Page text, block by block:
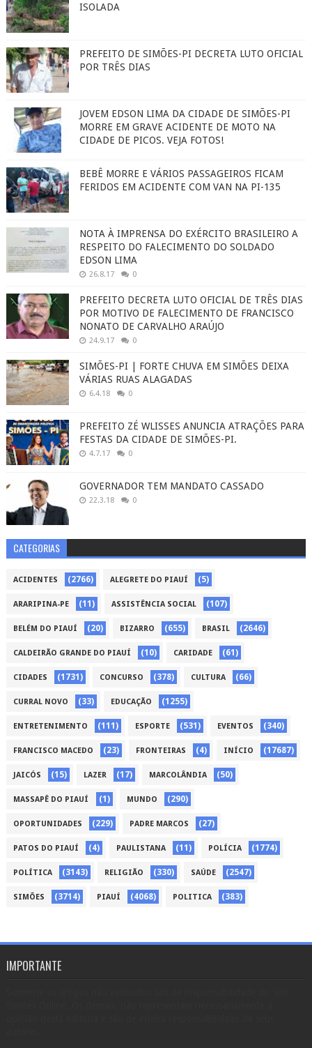
ISOLADA
PREFEITO DE SIMÕES-PI DECRETA LUTO OFICIAL
POR TRÊS DIAS
JOVEM EDSON LIMA DA CIDADE DE SIMÕES-PI
MORRE EM GRAVE ACIDENTE DE MOTO NA
CIDADE DE PICOS. VEJA FOTOS!
BEBÊ MORRE E VÁRIOS PASSAGEIROS FICAM
FERIDOS EM ACIDENTE COM VAN NA PI-135
NOTA À IMPRENSA DO EXÉRCITO BRASILEIRO A
RESPEITO DO FALECIMENTO DO SOLDADO
EDSON LIMA
26.8.17 0
PREFEITO DECRETA LUTO OFICIAL DE TRÊS DIAS
POR MOTIVO DE FALECIMENTO DE FRANCISCO
NONATO DE CARVALHO ARAÚJO
24.9.17 0
SIMÕES-PI | FORTE CHUVA EM SIMÕES DEIXA
VÁRIAS RUAS ALAGADAS
6.4.18 0
PREFEITO ZÉ WLISSES ANUNCIA ATRAÇÕES PARA
FESTAS DA CIDADE DE SIMÕES-PI.
4.7.17 0
GOVERNADOR TEM MANDATO CASSADO
22.3.18 0
CATEGORIAS
ACIDENTES (2766) ALEGRETE DO PIAUÍ (5)
ARARIPINA-PE (11) ASSISTÊNCIA SOCIAL (107)
BELÉM DO PIAUÍ (20) BIZARRO (655) BRASIL (2646)
CALDEIRÃO GRANDE DO PIAUÍ (10) CARIDADE (61)
CIDADES (1731) CONCURSO (378) CULTURA (66)
CURRAL NOVO (33) EDUCAÇÃO (1255)
ENTRETENIMENTO (111) ESPORTE (531) EVENTOS (340)
FRANCISCO MACEDO (23) FRONTEIRAS (4) INÍCIO (17687)
JAICÓS (15) LAZER (17) MARCOLÂNDIA (50)
MASSAPÊ DO PIAUÍ (1) MUNDO (290)
OPORTUNIDADES (229) PADRE MARCOS (27)
PATOS DO PIAUÍ (4) PAULISTANA (11) POLÍCIA (1774)
POLÍTICA (3143) RELIGIÃO (330) SAÚDE (2547)
SIMÕES (3714) PIAUÍ (4068) POLITICA (383)
IMPORTANTE